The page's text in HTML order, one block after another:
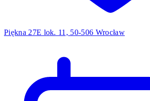
Piękna 27E lok. 11, 50-506 Wrocław